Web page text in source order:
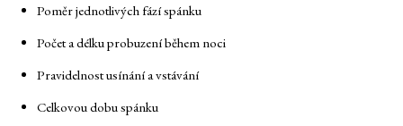
Poměr jednotlivých fází spánku
Počet a délku probuzení během noci
Pravidelnost usínání a vstávání
Celkovou dobu spánku